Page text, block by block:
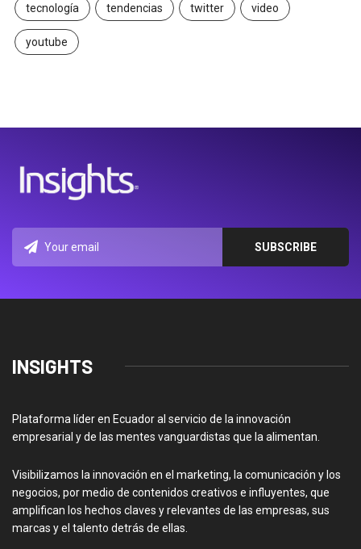
tecnología tendencias twitter video
youtube
INSIGHTS
Plataforma líder en Ecuador al servicio de la innovación
empresarial y de las mentes vanguardistas que la alimentan.
Visibilizamos la innovación en el marketing, la comunicación y los
negocios, por medio de contenidos creativos e influyentes, que
amplifican los hechos claves y relevantes de las empresas, sus
marcas y el talento detrás de ellas.